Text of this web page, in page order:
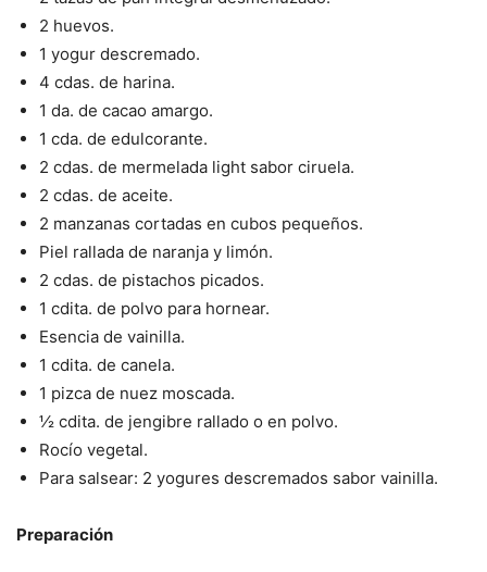
2 huevos.
1 yogur descremado.
4 cdas. de harina.
1 da. de cacao amargo.
1 cda. de edulcorante.
2 cdas. de mermelada light sabor ciruela.
2 cdas. de aceite.
2 manzanas cortadas en cubos pequeños.
Piel rallada de naranja y limón.
2 cdas. de pistachos picados.
1 cdita. de polvo para hornear.
Esencia de vainilla.
1 cdita. de canela.
1 pizca de nuez moscada.
½ cdita. de jengibre rallado o en polvo.
Rocío vegetal.
Para salsear: 2 yogures descremados sabor vainilla.
Preparación